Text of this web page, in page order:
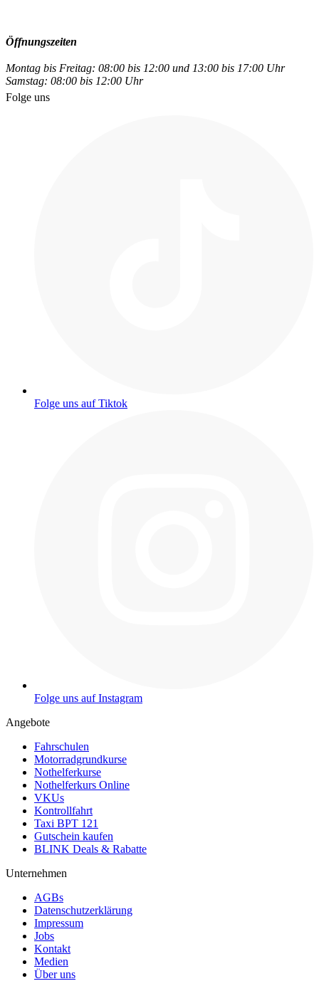
Öffnungszeiten
Montag bis Freitag: 08:00 bis 12:00 und 13:00 bis 17:00 Uhr
Samstag: 08:00 bis 12:00 Uhr
Folge uns
Folge uns auf Tiktok
Folge uns auf Instagram
Angebote
Fahrschulen
Motorradgrundkurse
Nothelferkurse
Nothelferkurs Online
VKUs
Kontrollfahrt
Taxi BPT 121
Gutschein kaufen
BLINK Deals & Rabatte
Unternehmen
AGBs
Datenschutzerklärung
Impressum
Jobs
Kontakt
Medien
Über uns